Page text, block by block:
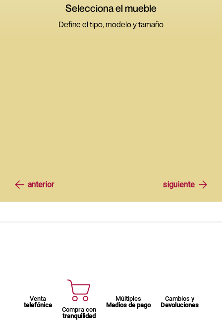
Venta
telefónica
Compra con
tranquilidad
Múltiples
Medios de pago
Cambios y
Devoluciones